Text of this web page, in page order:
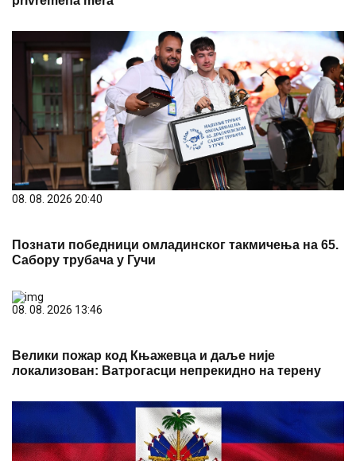
08. 08. 2026 20:40
Познати победници омладинског такмичења на 65.
Сабору трубача у Гучи
08. 08. 2026 13:46
Велики пожар код Књажевца и даље није
локализован: Ватрогасци непрекидно на терену